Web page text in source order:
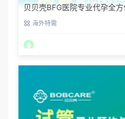
贝贝壳BFG医院专业代孕全
每一步
海外特需